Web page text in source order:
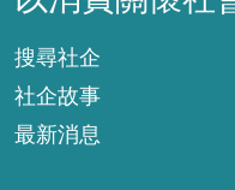
搜尋社企
社企故事
最新消息